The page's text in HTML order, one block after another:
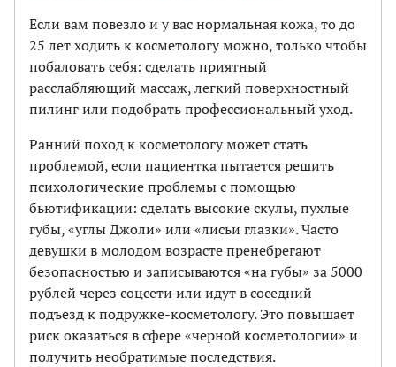
Если вам повезло и у вас нормальная кожа, то до
25 лет ходить к косметологу можно, только чтобы
побаловать себя: сделать приятный
расслабляющий массаж, легкий поверхностный
пилинг или подобрать профессиональный уход.
Ранний поход к косметологу может стать
проблемой, если пациентка пытается решить
психологические проблемы с помощью
бьютификации: сделать высокие скулы, пухлые
губы, «углы Джоли» или «лисьи глазки». Часто
девушки в молодом возрасте пренебрегают
безопасностью и записываются «на губы» за 5000
рублей через соцсети или идут в соседний
подъезд к подружке-косметологу. Это повышает
риск оказаться в сфере «черной косметологии» и
получить необратимые последствия.